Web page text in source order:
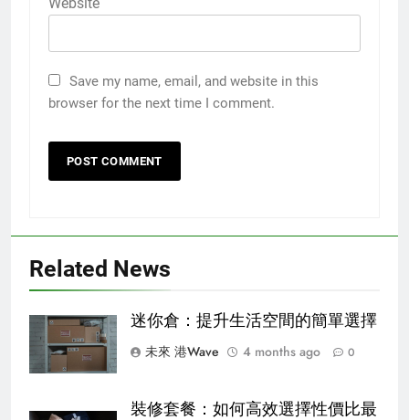
Save my name, email, and website in this
browser for the next time I comment.
Related News
迷你倉：提升生活空間的簡單選擇
未來 港Wave
4 months ago 0
裝修套餐：如何高效選擇性價比最